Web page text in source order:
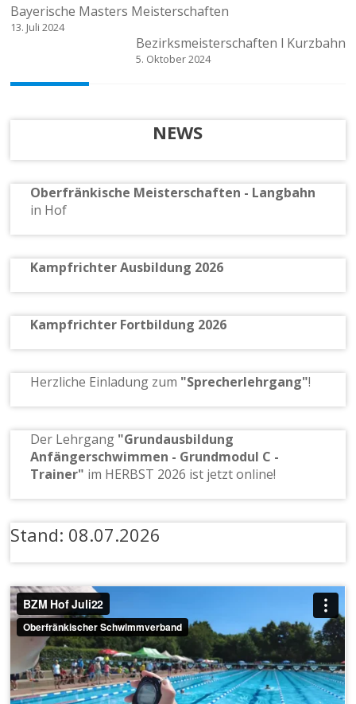
Beitragsnavigation
Bayerische Masters Meisterschaften
13. Juli 2024
Bezirksmeisterschaften l Kurzbahn
5. Oktober 2024
NEWS
Oberfränkische Meisterschaften - Langbahn
in Hof
Kampfrichter Ausbildung 2026
Kampfrichter Fortbildung 2026
Herzliche Einladung zum "Sprecherlehrgang"!
Der Lehrgang "Grundausbildung
Anfängerschwimmen - Grundmodul C -
Trainer" im HERBST 2026 ist jetzt online!
Stand: 08.07.2026